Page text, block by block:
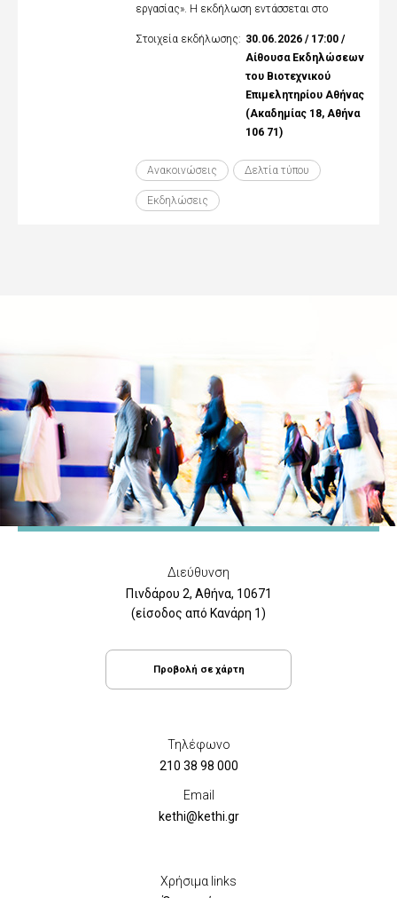
εργασίας». Η εκδήλωση εντάσσεται στο
Στοιχεία εκδήλωσης: 30.06.2026 / 17:00 /
Αίθουσα Εκδηλώσεων
του Βιοτεχνικού
Επιμελητηρίου Αθήνας
(Ακαδημίας 18, Αθήνα
106 71)
Ανακοινώσεις Δελτία τύπου
Εκδηλώσεις
Διεύθυνση
Πινδάρου 2, Αθήνα, 10671
(είσοδος από Κανάρη 1)
Προβολή σε χάρτη
Τηλέφωνο
210 38 98 000
Email
kethi@kethi.gr
Χρήσιμα links